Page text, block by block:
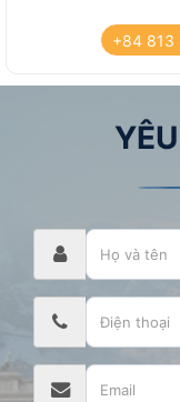
+84 813